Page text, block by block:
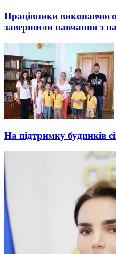
Працівники
завершили навчання з
На підтримку будинків